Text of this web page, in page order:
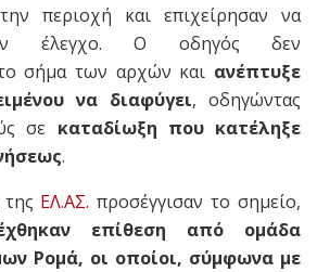
περιοχή και επιχείρησαν να
έλεγχο. Ο οδηγός δεν
σήμα των αρχών και ανέπτυξε
να διαφύγει, οδηγώντας
σε καταδίωξη που κατέληξε
.
ΕΛ.ΑΣ. προσέγγισαν το σημείο,
επίθεση από ομάδα
Ρομά, οι οποίοι, σύμφωνα με